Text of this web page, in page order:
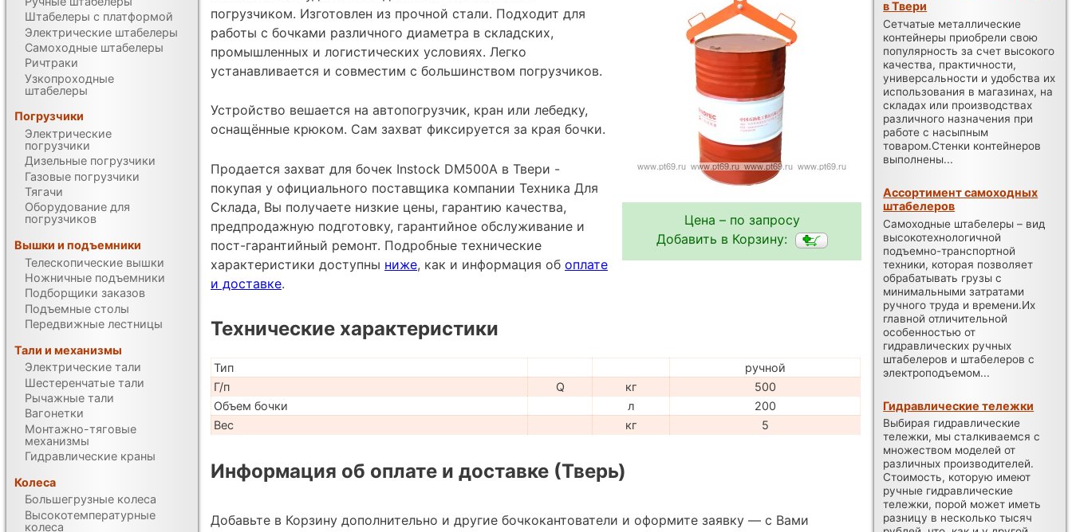
Цена – по запросу
Добавить в Корзину:
погрузчиком. Изготовлен из прочной стали. Подходит для
работы с бочками различного диаметра в складских,
промышленных и логистических условиях. Легко
устанавливается и совместим с большинством погрузчиков.
Устройство вешается на автопогрузчик, кран или лебедку,
оснащённые крюком. Сам захват фиксируется за края бочки.
Продается захват для бочек Instock DM500A в Твери -
покупая у официального поставщика компании Техника Для
Склада, Вы получаете низкие цены, гарантию качества,
предпродажную подготовку, гарантийное обслуживание и
пост-гарантийный ремонт. Подробные технические
характеристики доступны ниже, как и информация об оплате
и доставке.
Технические характеристики
Тип
ручной
Г/п
Q кг
500
Объем бочки
л
200
Вес
кг 5
Информация об оплате и доставке (Тверь)
Добавьте в Корзину дополнительно и другие бочкокантователи и оформите заявку — с Вами
Штабелеры с платформой
Электрические штабелеры
Самоходные штабелеры
Ричтраки
Узкопроходные
штабелеры
Погрузчики
Электрические
погрузчики
Дизельные погрузчики
Газовые погрузчики
Тягачи
Оборудование для
погрузчиков
Вышки и подъемники
Телескопические вышки
Ножничные подъемники
Подборщики заказов
Подъемные столы
Передвижные лестницы
Тали и механизмы
Электрические тали
Шестеренчатые тали
Рычажные тали
Вагонетки
Монтажно-тяговые
механизмы
Гидравлические краны
Колеса
Большегрузные колеса
Высокотемпературные
колеса
в Твери
Сетчатые металлические
контейнеры приобрели свою
популярность за счет высокого
качества, практичности,
универсальности и удобства их
использования в магазинах, на
складах или производствах
различного назначения при
работе с насыпным
товаром.Стенки контейнеров
выполнены...
Ассортимент самоходных
штабелеров
Самоходные штабелеры – вид
высокотехнологичной
подъемно-транспортной
техники, которая позволяет
обрабатывать грузы с
минимальными затратами
ручного труда и времени.Их
главной отличительной
особенностью от
гидравлических ручных
штабелеров и штабелеров с
электроподъемом...
Гидравлические тележки
Выбирая гидравлические
тележки, мы сталкиваемся с
множеством моделей от
различных производителей.
Стоимость, которую имеют
ручные гидравлические
тележки, порой может иметь
разницу в несколько тысяч